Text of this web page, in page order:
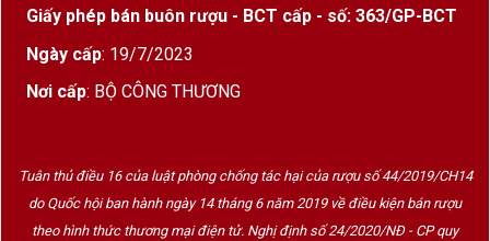
Giấy phép bán buôn rượu - BCT cấp - số: 363/GP-BCT
Ngày cấp: 19/7/2023
Nơi cấp: BỘ CÔNG THƯƠNG
Tuân thủ điều 16 của luật phòng chống tác hại của rượu số 44/2019/CH14
do Quốc hội ban hành ngày 14 tháng 6 năm 2019 về điều kiện bán rượu
theo hình thức thương mại điện tử. Nghị định số 24/2020/NĐ - CP quy